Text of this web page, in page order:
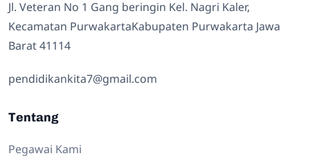
Jl. Veteran No 1 Gang beringin Kel. Nagri Kaler,
Kecamatan PurwakartaKabupaten Purwakarta Jawa
Barat 41114
pendidikankita7@gmail.com
Tentang
Pegawai Kami